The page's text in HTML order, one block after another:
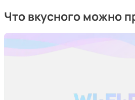
Что вкусного можно